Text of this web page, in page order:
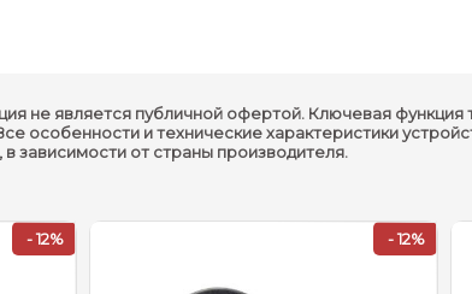
не является публичной офертой. Ключевая
особенности и технические характеристики
зависимости от страны производителя.
- 12% - 12%